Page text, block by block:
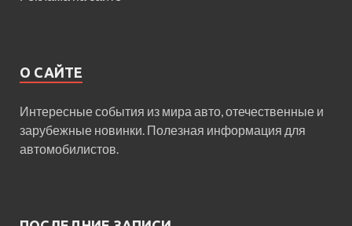
О САЙТЕ
Интересные события из мира авто, отечественные и
зарубежные новинки. Полезная информация для
автомобилистов.